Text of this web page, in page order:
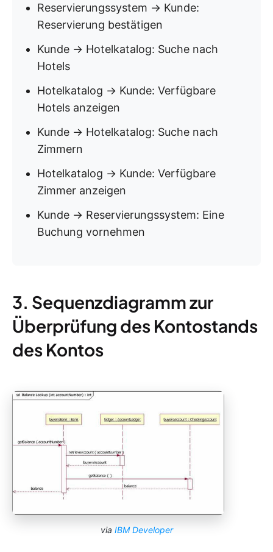
Reservierungssystem → Kunde:
Reservierung bestätigen
Kunde → Hotelkatalog: Suche nach
Hotels
Hotelkatalog → Kunde: Verfügbare
Hotels anzeigen
Kunde → Hotelkatalog: Suche nach
Zimmern
Hotelkatalog → Kunde: Verfügbare
Zimmer anzeigen
Kunde → Reservierungssystem: Eine
Buchung vornehmen
3. Sequenzdiagramm zur
Überprüfung des Kontostands
des Kontos
via IBM Developer